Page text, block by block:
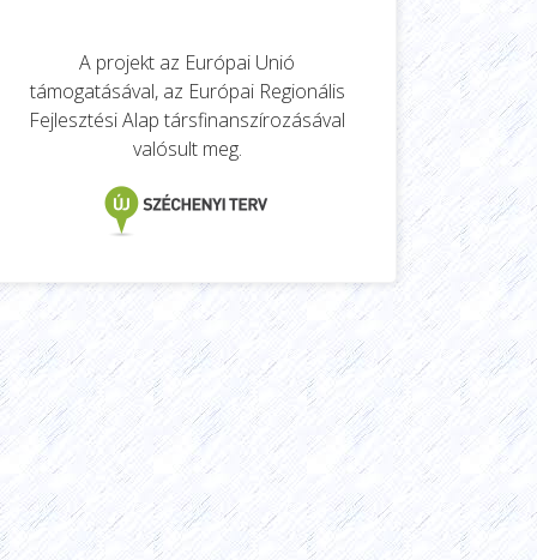
A projekt az Európai Unió
támogatásával, az Európai Regionális
Fejlesztési Alap társfinanszírozásával
valósult meg.